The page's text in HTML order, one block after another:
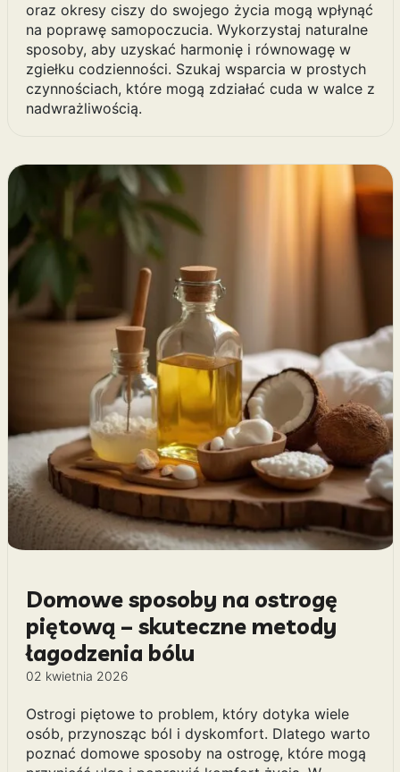
oraz okresy ciszy do swojego życia mogą wpłynąć
na poprawę samopoczucia. Wykorzystaj naturalne
sposoby, aby uzyskać harmonię i równowagę w
zgiełku codzienności. Szukaj wsparcia w prostych
czynnościach, które mogą zdziałać cuda w walce z
nadwrażliwością.
Domowe sposoby na ostrogę
piętową – skuteczne metody
łagodzenia bólu
02 kwietnia 2026
Ostrogi piętowe to problem, który dotyka wiele
osób, przynosząc ból i dyskomfort. Dlatego warto
poznać domowe sposoby na ostrogę, które mogą